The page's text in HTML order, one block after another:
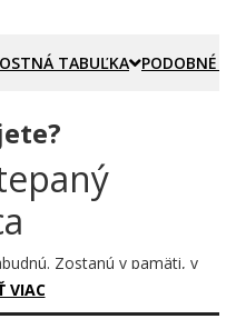
TABUĽKA PODOBNÉ
Zostanú v pamäti, v
hovorí za všetko – hlasno,
oslavu, akú ešte
VIAC